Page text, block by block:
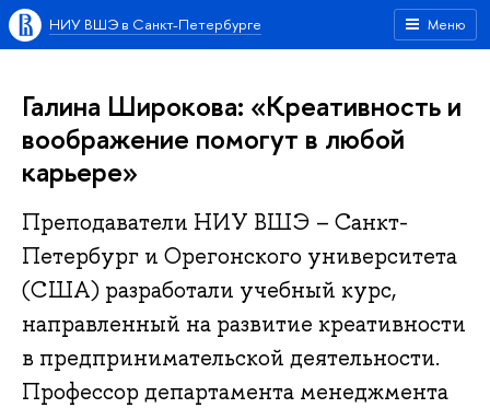
Меню
НИУ ВШЭ в Санкт-Петербурге
Галина Широкова: «Креативность и
воображение помогут в любой
карьере»
Преподаватели НИУ ВШЭ – Санкт-
Петербург и Орегонского университета
(США) разработали учебный курс,
направленный на развитие креативности
в предпринимательской деятельности.
Профессор департамента менеджмента